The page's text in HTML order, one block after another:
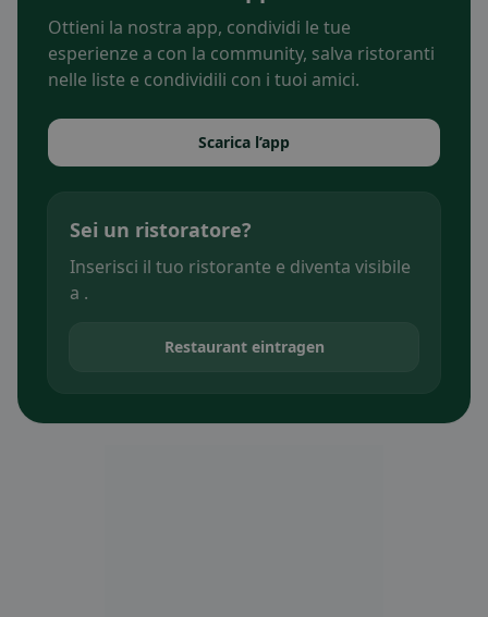
Ottieni la nostra app, condividi le tue
esperienze a con la community, salva ristoranti
nelle liste e condividili con i tuoi amici.
Scarica l’app
Sei un ristoratore?
Inserisci il tuo ristorante e diventa visibile
a .
Restaurant eintragen